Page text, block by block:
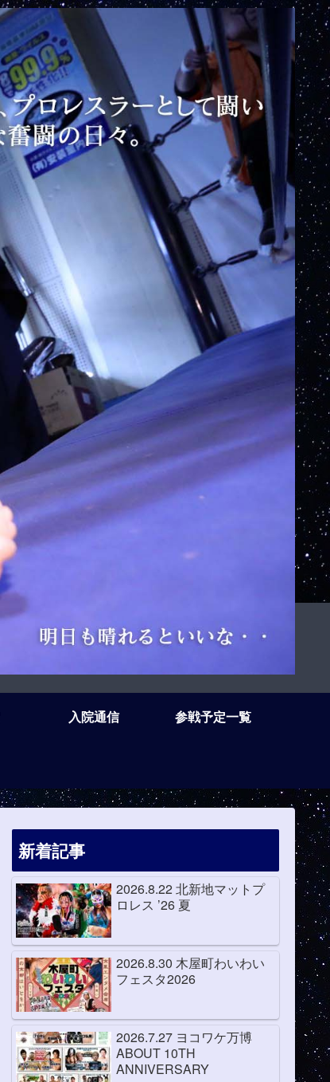
入院通信 参戦予定一覧
新着記事
2026.8.22 北新地マットプ
ロレス ’26 夏
2026.8.30 木屋町わいわい
フェスタ2026
2026.7.27 ヨコワケ万博
ABOUT 10TH
ANNIVERSARY